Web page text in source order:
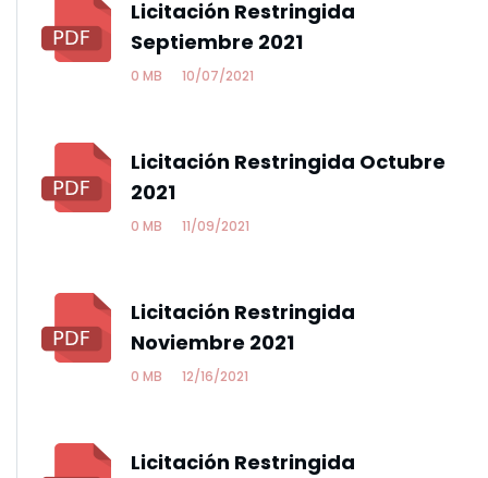
Licitación Restringida
Septiembre 2021
0 MB 10/07/2021
Licitación Restringida Octubre
2021
0 MB 11/09/2021
Licitación Restringida
Noviembre 2021
0 MB 12/16/2021
Licitación Restringida